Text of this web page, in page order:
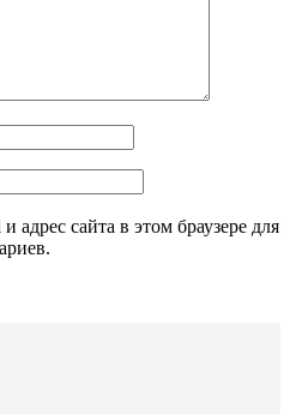
адрес сайта в этом браузере для